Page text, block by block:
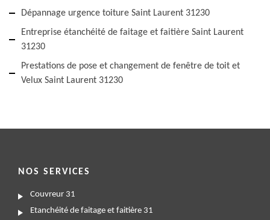
Dépannage urgence toiture Saint Laurent 31230
Entreprise étanchéité de faitage et faitière Saint Laurent
31230
Prestations de pose et changement de fenêtre de toit et
Velux Saint Laurent 31230
NOS SERVICES
Couvreur 31
Etanchéité de faitage et faitière 31